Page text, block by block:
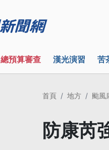
總預算審查 漢光演習 苦
首頁 地方 颱風
防康芮